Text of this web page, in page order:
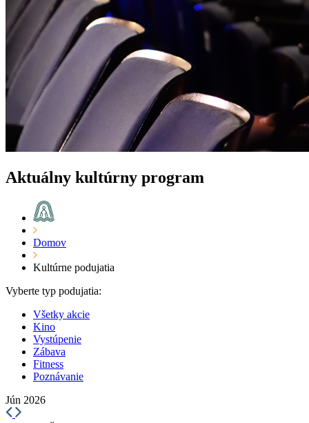
Aktuálny kultúrny program
Domov
Kultúrne podujatia
Vyberte typ podujatia:
Všetky akcie
Kino
Vystúpenie
Zábava
Fitness
Poznávanie
Jún 2026